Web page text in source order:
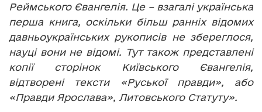
Реймського Євангелія. Це – взагалі українська
перша книга, оскільки більш ранніх відомих
давньоукраїнських рукописів не збереглося,
науці вони не відомі. Тут також представлені
копії сторінок Київського Євангелія,
відтворені тексти «Руської правди», або
«Правди Ярослава», Литовського Статуту».